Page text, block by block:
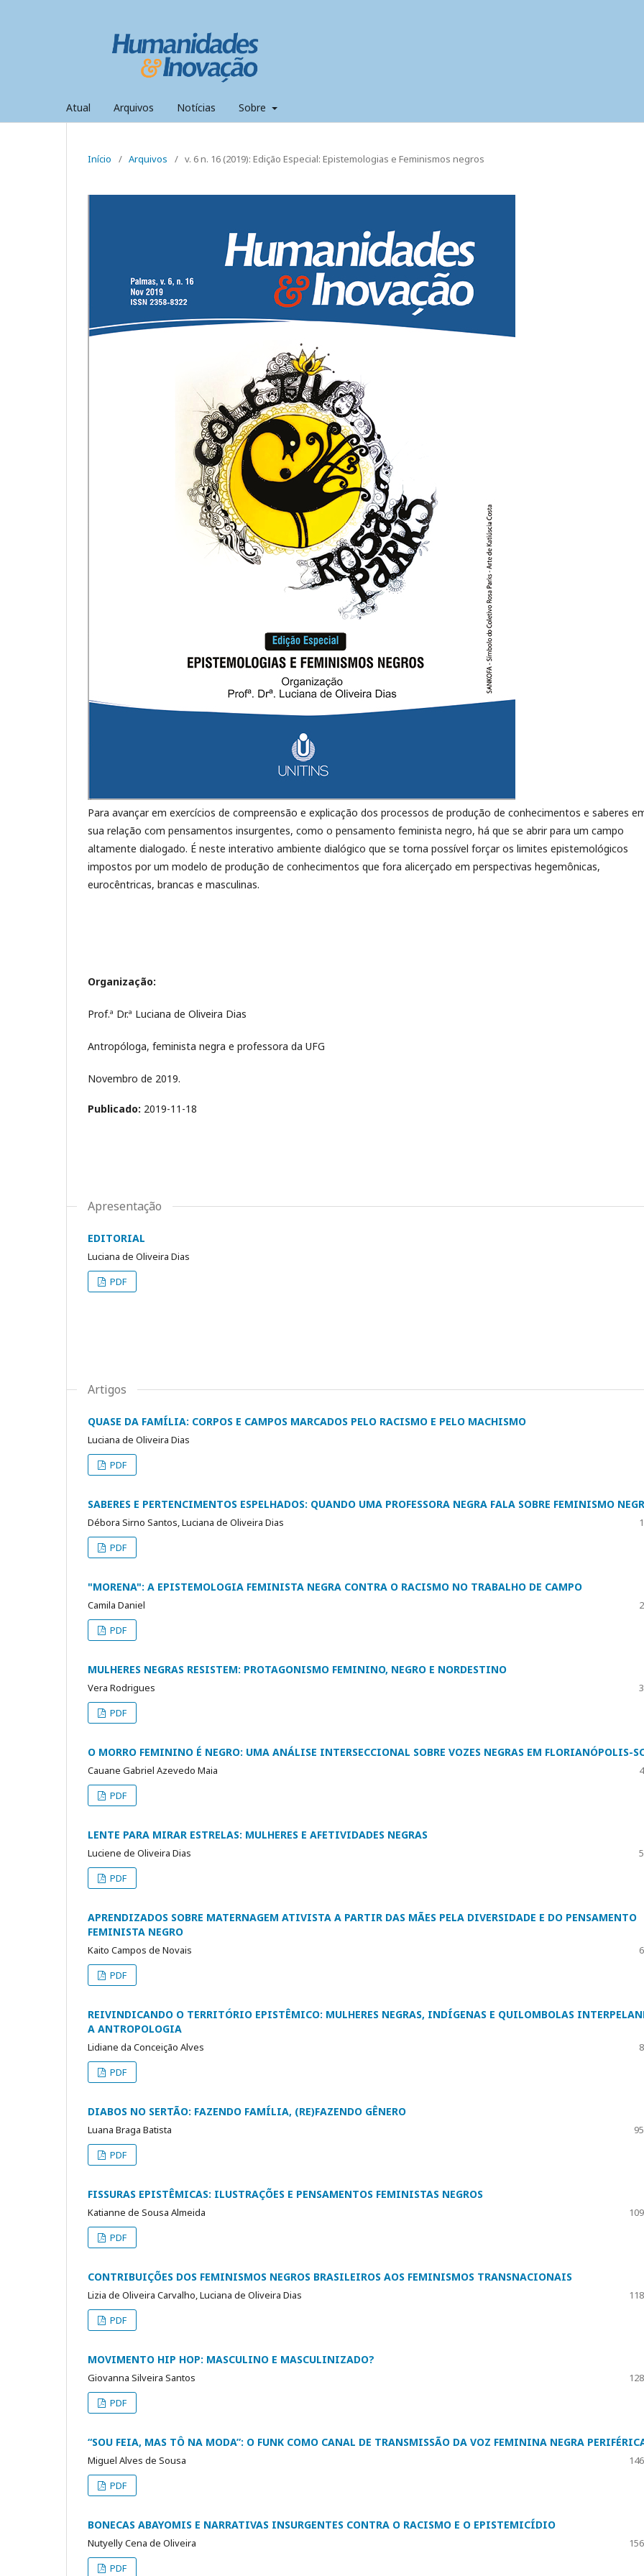
Atual Arquivos Notícias Sobre
Início / Arquivos / v. 6 n. 16 (2019): Edição Especial: Epistemologias e Feminismos negros
Para avançar em exercícios de compreensão e explicação dos processos de produção de conhecimentos e saberes
sua relação com pensamentos insurgentes, como o pensamento feminista negro, há que se abrir para um campo
altamente dialogado. É neste interativo ambiente dialógico que se torna possível forçar os limites epistemológicos
impostos por um modelo de produção de conhecimentos que fora alicerçado em perspectivas hegemônicas,
eurocêntricas, brancas e masculinas.
Organização:
Prof.ª Dr.ª Luciana de Oliveira Dias
Antropóloga, feminista negra e professora da UFG
Novembro de 2019.
Publicado: 2019-11-18
Apresentação
EDITORIAL
Luciana de Oliveira Dias
PDF
Artigos
QUASE DA FAMÍLIA: CORPOS E CAMPOS MARCADOS PELO RACISMO E PELO MACHISMO
Luciana de Oliveira Dias
PDF
SABERES E PERTENCIMENTOS ESPELHADOS: QUANDO UMA PROFESSORA NEGRA FALA SOBRE FEMINISMO
Débora Sirno Santos, Luciana de Oliveira Dias
PDF
"MORENA": A EPISTEMOLOGIA FEMINISTA NEGRA CONTRA O RACISMO NO TRABALHO DE CAMPO
Camila Daniel
PDF
MULHERES NEGRAS RESISTEM: PROTAGONISMO FEMININO, NEGRO E NORDESTINO
Vera Rodrigues
PDF
O MORRO FEMININO É NEGRO: UMA ANÁLISE INTERSECCIONAL SOBRE VOZES NEGRAS EM FLORIANÓPOLIS-
Cauane Gabriel Azevedo Maia
PDF
LENTE PARA MIRAR ESTRELAS: MULHERES E AFETIVIDADES NEGRAS
Luciene de Oliveira Dias
PDF
APRENDIZADOS SOBRE MATERNAGEM ATIVISTA A PARTIR DAS MÃES PELA DIVERSIDADE E DO PENSAMENTO
FEMINISTA NEGRO
Kaito Campos de Novais
PDF
REIVINDICANDO O TERRITÓRIO EPISTÊMICO: MULHERES NEGRAS, INDÍGENAS E QUILOMBOLAS
A ANTROPOLOGIA
Lidiane da Conceição Alves
PDF
DIABOS NO SERTÃO: FAZENDO FAMÍLIA, (RE)FAZENDO GÊNERO
Luana Braga Batista
PDF
FISSURAS EPISTÊMICAS: ILUSTRAÇÕES E PENSAMENTOS FEMINISTAS NEGROS
Katianne de Sousa Almeida
PDF
CONTRIBUIÇÕES DOS FEMINISMOS NEGROS BRASILEIROS AOS FEMINISMOS TRANSNACIONAIS
Lizia de Oliveira Carvalho, Luciana de Oliveira Dias
PDF
MOVIMENTO HIP HOP: MASCULINO E MASCULINIZADO?
Giovanna Silveira Santos
PDF
“SOU FEIA, MAS TÔ NA MODA”: O FUNK COMO CANAL DE TRANSMISSÃO DA VOZ FEMININA NEGRA
Miguel Alves de Sousa
PDF
BONECAS ABAYOMIS E NARRATIVAS INSURGENTES CONTRA O RACISMO E O EPISTEMICÍDIO
Nutyelly Cena de Oliveira
PDF